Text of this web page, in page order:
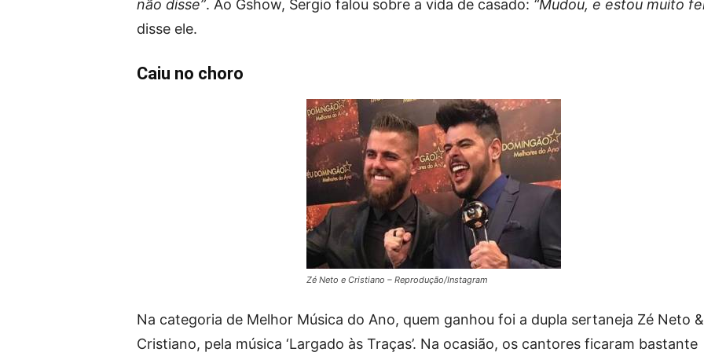
não disse”. Ao Gshow, Sergio falou sobre a vida de casado: “Mudou, e estou muito
disse ele.
Caiu no choro
Zé Neto e Cristiano – Reprodução/Instagram
Na categoria de Melhor Música do Ano, quem ganhou foi a dupla sertaneja Zé Neto &
Cristiano, pela música ‘Largado às Traças’. Na ocasião, os cantores ficaram bastante